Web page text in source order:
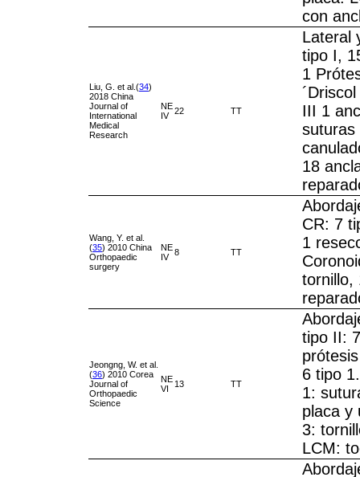
con
Liu, G. et al.(34)
2018 China
Journal of
International
Medical
Research
NE
IV 22 TT
Lateral
tipo I,
1
III 1
suturas
18
Wang, Y. et al.
(35) 2010 China
Orthopaedic
surgery
NE
IV 8 TT
CR: 7
1
tornillo,
Jeongng, W. et al.
(36) 2010 Corea
Journal of
Orthopaedic
Science
NE
VI
13 TT
tipo II:
6 tipo
1:
placa y
3:
LCM: